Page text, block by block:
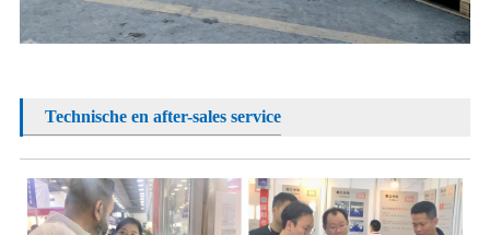
Technische en after-sales service